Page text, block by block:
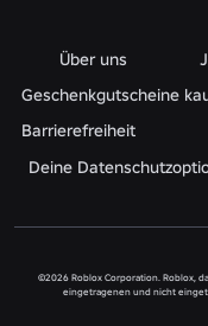
Über uns
Geschenkgutscheine
Barrierefreiheit
Deine
©2026 Roblox Corporation. Roblox,
eingetragenen und nicht